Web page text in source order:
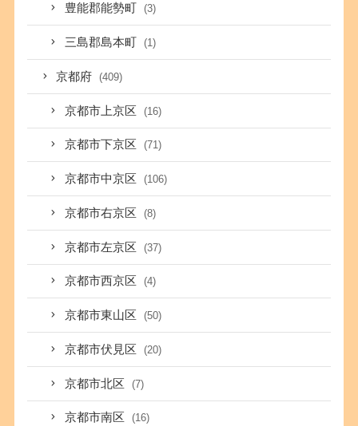
豊能郡能勢町 (3)
三島郡島本町 (1)
京都府 (409)
京都市上京区 (16)
京都市下京区 (71)
京都市中京区 (106)
京都市右京区 (8)
京都市左京区 (37)
京都市西京区 (4)
京都市東山区 (50)
京都市伏見区 (20)
京都市北区 (7)
京都市南区 (16)